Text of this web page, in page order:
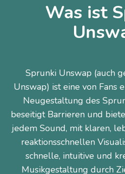
Was ist
Sprunki Unswap (auch
Unswap) ist eine von Fans
Neugestaltung des
beseitigt Barrieren und
jedem Sound, mit klaren,
reaktionsschnellen
schnelle, intuitive und
Musikgestaltung durch